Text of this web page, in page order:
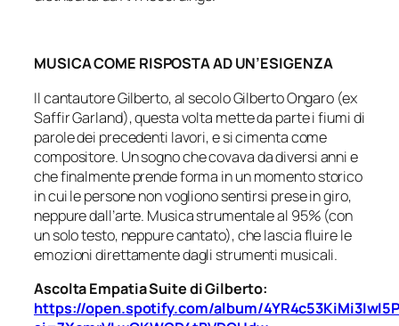
MUSICA COME RISPOSTA AD UN’ESIGENZA
Il cantautore Gilberto, al secolo Gilberto Ongaro (ex
Saffir Garland), questa volta mette da parte i fiumi di
parole dei precedenti lavori, e si cimenta come
compositore. Un sogno che covava da diversi anni e
che finalmente prende forma in un momento storico
in cui le persone non vogliono sentirsi prese in giro,
neppure dall’arte. Musica strumentale al 95% (con
un solo testo, neppure cantato), che lascia fluire le
emozioni direttamente dagli strumenti musicali.
Ascolta Empatia Suite di Gilberto:
https://open.spotify.com/album/